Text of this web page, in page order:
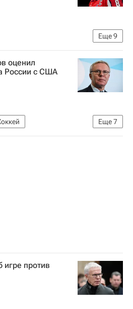
Еще9
Россия
Ротенберг
оценил
России с США
Еще7
Абдразаков
игре против